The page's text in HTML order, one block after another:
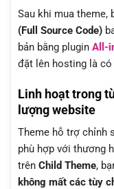
Sau khi mua theme,
(Full Source Code)
bản bằng plugin All-
đặt lên hosting là có
Linh hoạt trong
lượng website
Theme hỗ trợ chỉnh
phù hợp với thương
trên Child Theme,
không mất các tùy